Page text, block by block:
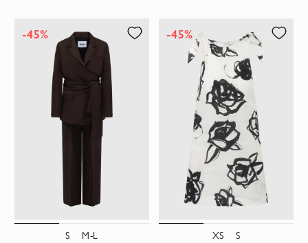
-45%
S M-L
-45%
XS S